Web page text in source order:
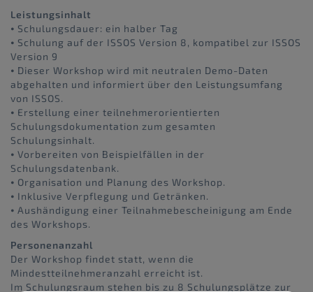
Leistungsinhalt
⦁ Schulungsdauer: ein halber Tag
⦁ Schulung auf der ISSOS Version 8, kompatibel zur ISSOS
Version 9
⦁ Dieser Workshop wird mit neutralen Demo-Daten
abgehalten und informiert über den Leistungsumfang
von ISSOS.
⦁ Erstellung einer teilnehmerorientierten
Schulungsdokumentation zum gesamten
Schulungsinhalt.
⦁ Vorbereiten von Beispielfällen in der
Schulungsdatenbank.
⦁ Organisation und Planung des Workshop.
⦁ Inklusive Verpflegung und Getränken.
⦁ Aushändigung einer Teilnahmebescheinigung am Ende
des Workshops.
Personenanzahl
Der Workshop findet statt, wenn die
Mindestteilnehmeranzahl erreicht ist.
Im Schulungsraum stehen bis zu 8 Schulungsplätze zur